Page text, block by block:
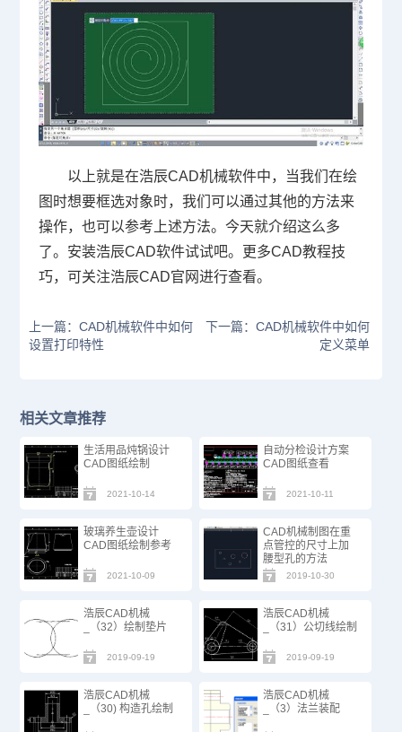
以上就是在浩辰CAD机械软件中，当我们在绘
图时想要框选对象时，我们可以通过其他的方法来
操作，也可以参考上述方法。今天就介绍这么多
了。安装浩辰CAD软件试试吧。更多CAD教程技
巧，可关注浩辰CAD官网进行查看。
上一篇：CAD机械软件中如何
设置打印特性
下一篇：CAD机械软件中如何
定义菜单
相关文章推荐
生活用品炖锅设计
CAD图纸绘制
2021-10-14
自动分检设计方案
CAD图纸查看
2021-10-11
玻璃养生壶设计
CAD图纸绘制参考
2021-10-09
CAD机械制图在重
点管控的尺寸上加
腰型孔的方法
2019-10-30
浩辰CAD机械
_（32）绘制垫片
2019-09-19
浩辰CAD机械
_（31）公切线绘制
2019-09-19
浩辰CAD机械
_（30) 构造孔绘制
浩辰CAD机械
_（3）法兰装配